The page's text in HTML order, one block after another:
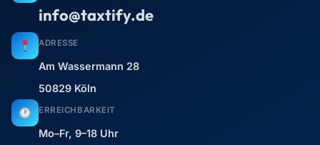
info@taxtify.de
ADRESSE
Am Wassermann 28
50829 Köln
ERREICHBARKEIT
Mo–Fr, 9–18 Uhr